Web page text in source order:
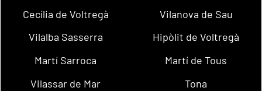
Cecília de Voltregà
Vilanova de Sau
Vilalba Sasserra
Hipòlit de Voltregà
Martí Sarroca
Martí de Tous
Vilassar de Mar
Tona